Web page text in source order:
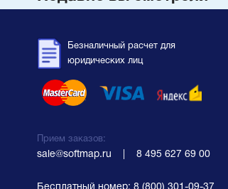
Безналичный расчет для
юридических лиц
Прием заказов:
sale@softmap.ru 8 495 627 69 00